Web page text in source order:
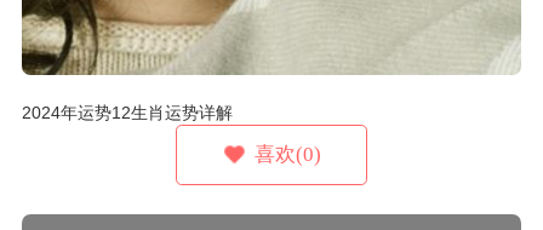
2024年运势12生肖运势详解
喜欢(0)